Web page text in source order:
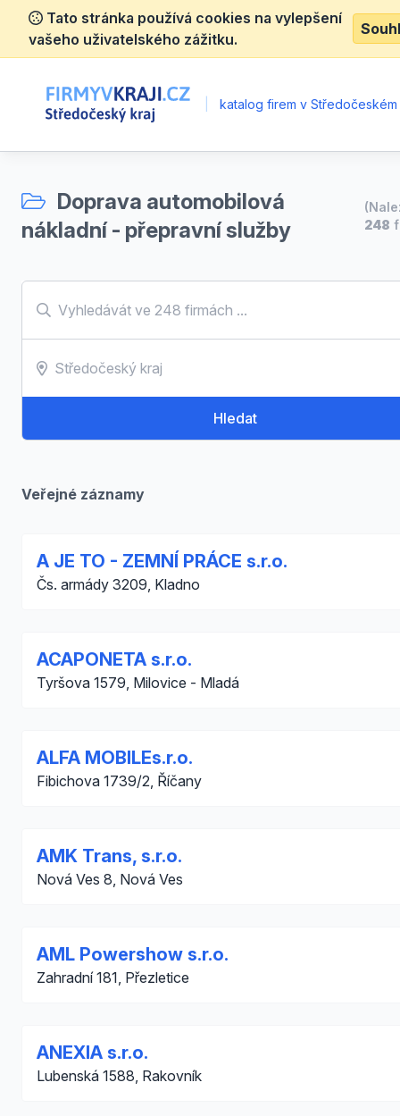
Tato stránka používá cookies na vylepšení
vašeho uživatelského zážitku.
katalog firem v Středočeském
Doprava automobilová
nákladní - přepravní služby
248
Hledat
Veřejné záznamy
A JE TO - ZEMNÍ PRÁCE s.r.o.
Čs. armády 3209, Kladno
ACAPONETA s.r.o.
Tyršova 1579, Milovice - Mladá
ALFA MOBILEs.r.o.
Fibichova 1739/2, Říčany
AMK Trans, s.r.o.
Nová Ves 8, Nová Ves
AML Powershow s.r.o.
Zahradní 181, Přezletice
ANEXIA s.r.o.
Lubenská 1588, Rakovník